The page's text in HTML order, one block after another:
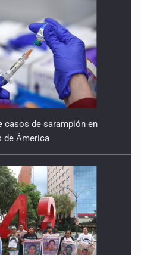
casos de sarampión en
de Ámerica